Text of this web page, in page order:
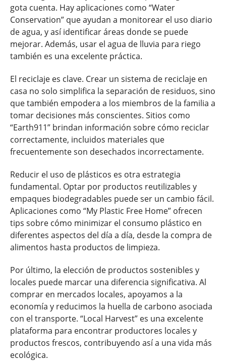
gota cuenta. Hay aplicaciones como “Water
Conservation” que ayudan a monitorear el uso diario
de agua, y así identificar áreas donde se puede
mejorar. Además, usar el agua de lluvia para riego
también es una excelente práctica.
El reciclaje es clave. Crear un sistema de reciclaje en
casa no solo simplifica la separación de residuos, sino
que también empodera a los miembros de la familia a
tomar decisiones más conscientes. Sitios como
“Earth911” brindan información sobre cómo reciclar
correctamente, incluidos materiales que
frecuentemente son desechados incorrectamente.
Reducir el uso de plásticos es otra estrategia
fundamental. Optar por productos reutilizables y
empaques biodegradables puede ser un cambio fácil.
Aplicaciones como “My Plastic Free Home” ofrecen
tips sobre cómo minimizar el consumo plástico en
diferentes aspectos del día a día, desde la compra de
alimentos hasta productos de limpieza.
Por último, la elección de productos sostenibles y
locales puede marcar una diferencia significativa. Al
comprar en mercados locales, apoyamos a la
economía y reducimos la huella de carbono asociada
con el transporte. “Local Harvest” es una excelente
plataforma para encontrar productores locales y
productos frescos, contribuyendo así a una vida más
ecológica.